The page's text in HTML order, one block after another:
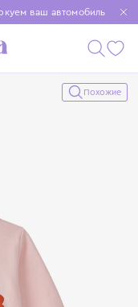
ваш автомобиль
от 15 000 ₽
были еще удобнее
Похожие